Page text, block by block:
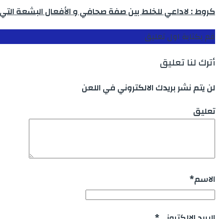
كروط : لاداعي للخلط بين صفة صحافي و الأفعال البشعة
قم بكتابة اول تعليق
أترك لنا تعليق
لن يتم نشر بريدك الالكتروني في اللعن
تعليق
الاسم*